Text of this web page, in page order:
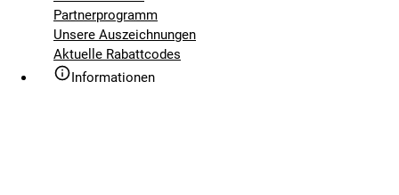
Partnerprogramm
Unsere Auszeichnungen
Aktuelle Rabattcodes
Informationen